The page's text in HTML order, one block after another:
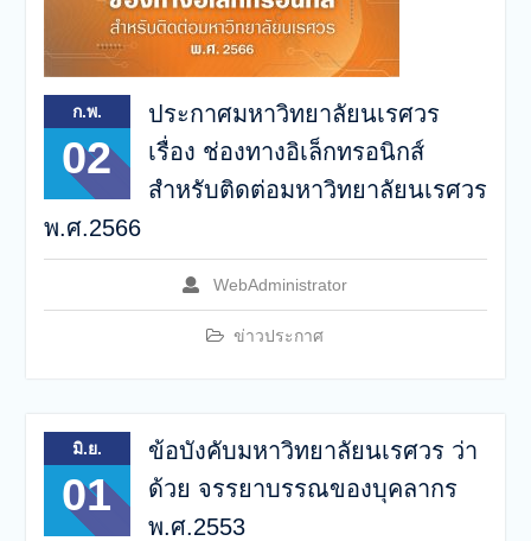
ก.พ.
02
ประกาศมหาวิทยาลัยนเรศวร
เรื่อง ช่องทางอิเล็กทรอนิกส์
สำหรับติดต่อมหาวิทยาลัยนเรศวร
พ.ศ.2566
WebAdministrator
ข่าวประกาศ
มิ.ย.
01
ข้อบังคับมหาวิทยาลัยนเรศวร ว่า
ด้วย จรรยาบรรณของบุคลากร
พ.ศ.2553